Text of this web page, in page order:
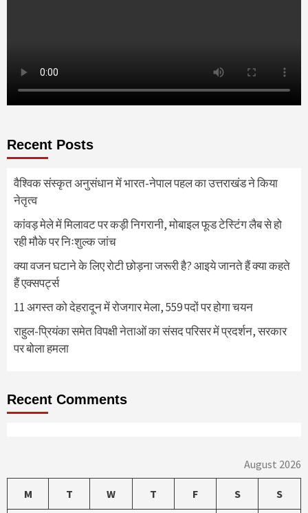
Recent Posts
वैश्विक संस्कृत अनुसंधान में भारत-नेपाल पहल का उत्तराखंड ने किया
नेतृत्व
कांवड़ मेले में मिलावट पर कड़ी निगरानी, मोबाइल फूड टेस्टिंग लैब से हो
रही मौके पर निःशुल्क जांच
क्या वजन घटाने के लिए रोटी छोड़ना जरूरी है? आइये जानते हैं क्या कहते
हैं एक्सपर्ट्स
11 अगस्त को देहरादून में रोजगार मेला, 559 पदों पर होगा चयन
राहुल-प्रियंका समेत विपक्षी नेताओं का संसद परिसर में प्रदर्शन, सरकार
पर बोला हमला
Recent Comments
August 2026
M T W T F S S